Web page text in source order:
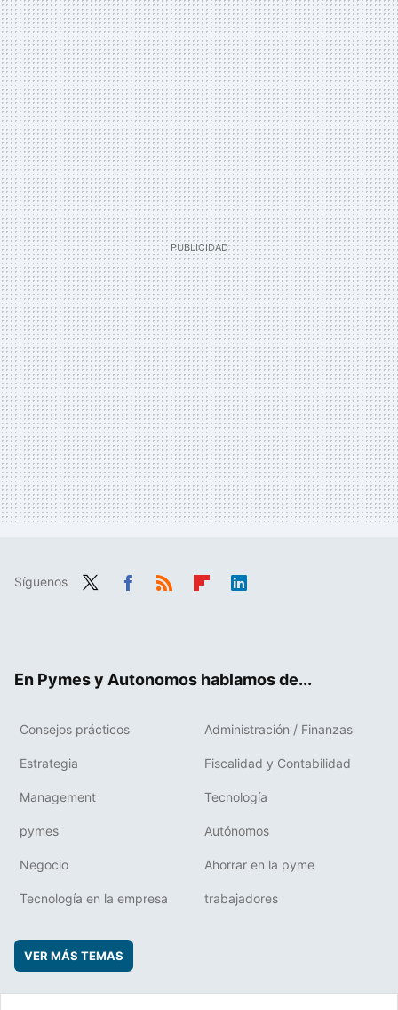
Síguenos
En Pymes y Autonomos hablamos de...
Consejos prácticos Administración / Finanzas
Estrategia Fiscalidad y Contabilidad
Management Tecnología
pymes Autónomos
Negocio Ahorrar en la pyme
Tecnología en la empresa trabajadores
VER MÁS TEMAS